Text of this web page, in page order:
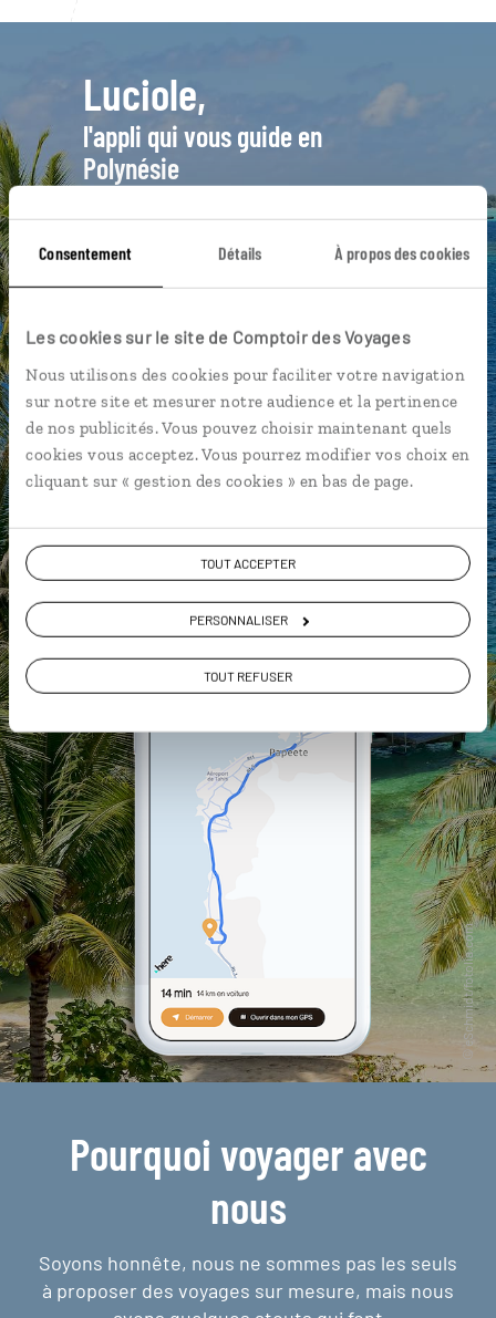
Consentement Détails À propos des cookies
Les cookies sur le site de Comptoir des Voyages
Nous utilisons des cookies pour faciliter votre navigation
sur notre site et mesurer notre audience et la pertinence
de nos publicités. Vous pouvez choisir maintenant quels
cookies vous acceptez. Vous pourrez modifier vos choix en
cliquant sur « gestion des cookies » en bas de page.
TOUT ACCEPTER
PERSONNALISER
TOUT REFUSER
Luciole,
l'appli qui vous guide en
Polynésie
L’itinéraire vers votre bungalow
en 1 clic
Notre sélection de roulottes
géolocalisés
L'album souvenirs à composer
vous-même
Pourquoi voyager avec
nous
Soyons honnête, nous ne sommes pas les seuls
à proposer des voyages sur mesure, mais nous